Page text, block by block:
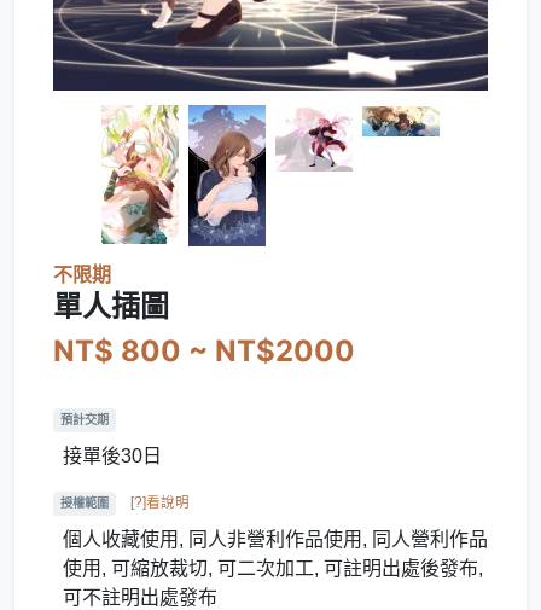
不限期
單人插圖
NT$ 800 ~ NT$2000
預計交期
接單後30日
授權範圍 [?]看說明
個人收藏使用, 同人非營利作品使用, 同人營利作品
使用, 可縮放裁切, 可二次加工, 可註明出處後發布,
可不註明出處發布